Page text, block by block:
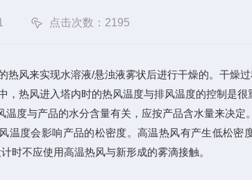
点击次数：2195
热风来实现水溶液/悬浊液雾状后进行干燥的。干燥
，热风进入塔内时的热风温度与排风温度的控制是
温度与产品的水分含量有关，应按产品含水量来决
温度会影响产品的松密度。高温热风有产生低松
时不应使用高温热风与新形成的雾滴接触。